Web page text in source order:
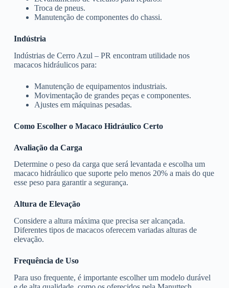
Troca de pneus.
Manutenção de componentes do chassi.
Indústria
Indústrias de Cerro Azul – PR encontram utilidade nos
macacos hidráulicos para:
Manutenção de equipamentos industriais.
Movimentação de grandes peças e componentes.
Ajustes em máquinas pesadas.
Como Escolher o Macaco Hidráulico Certo
Avaliação da Carga
Determine o peso da carga que será levantada e escolha um
macaco hidráulico que suporte pelo menos 20% a mais do que
esse peso para garantir a segurança.
Altura de Elevação
Considere a altura máxima que precisa ser alcançada.
Diferentes tipos de macacos oferecem variadas alturas de
elevação.
Frequência de Uso
Para uso frequente, é importante escolher um modelo durável